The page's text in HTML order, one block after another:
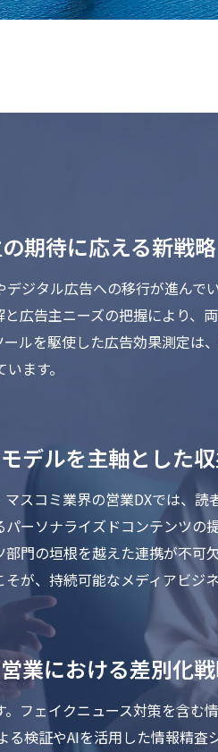
期待に応える新戦略
ジタル広告への移行が進んで
広告主ニーズの把握により、
ルを駆使した広告効果測定は
ます。
デルを主軸とした
スコミ業界の営業DXでは、
ーソナライズドコンテンツの
門の垣根を越えた連携が不可
が、持続可能なメディアビジネ
業における差別化
フェイクニュース対策を含む
検証やAIを活用した情報精